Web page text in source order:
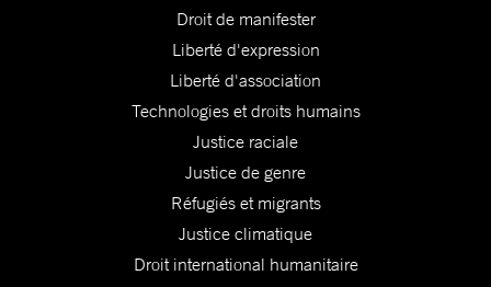
Droit de manifester
Liberté d'expression
Liberté d'association
Technologies et droits humains
Justice raciale
Justice de genre
Réfugiés et migrants
Justice climatique
Droit international humanitaire